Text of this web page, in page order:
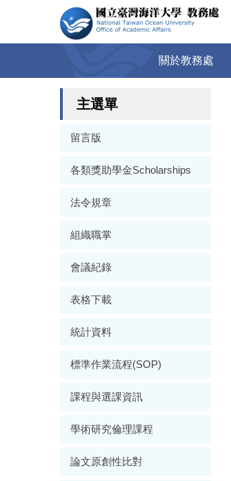
關於教務處
主選單
留言版
各類獎助學金Scholarships
法令規章
組織職掌
會議紀錄
表格下載
統計資料
標準作業流程(SOP)
課程與選課資訊
學術研究倫理課程
論文原創性比對